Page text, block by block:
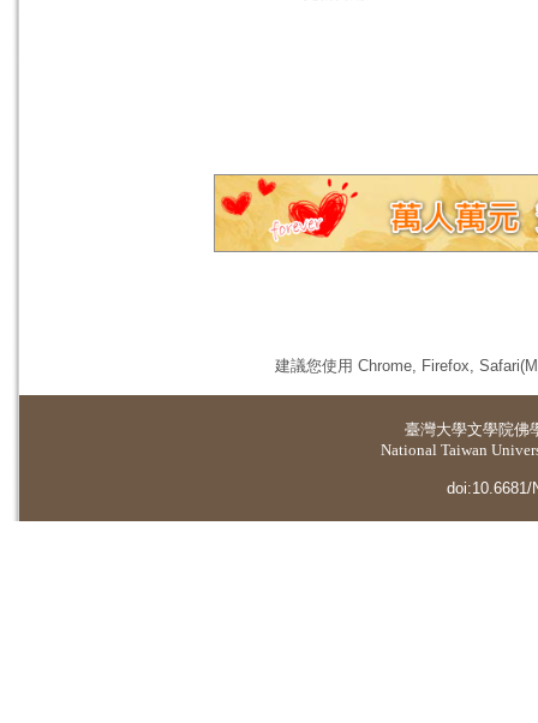
建議您使用 Chrome, Firefox,
臺灣大學文學院佛
National Taiwan
doi:10.6681/